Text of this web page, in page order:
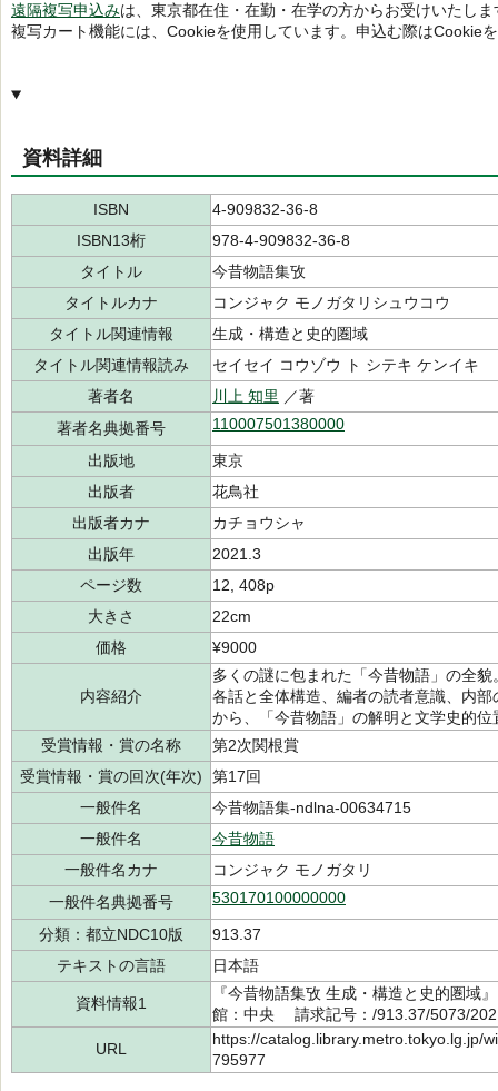
遠隔複写申込みは、東京都在住・在勤・在学の方からお受けいたしま
複写カート機能には、Cookieを使用しています。申込む際はCookie
資料詳細
ISBN
4-909832-36-8
ISBN13桁
978-4-909832-36-8
タイトル
今昔物語集攷
タイトルカナ
コンジャク モノガタリシュウコウ
タイトル関連情報
生成・構造と史的圏域
タイトル関連情報読み
セイセイ コウゾウ ト シテキ ケンイキ
著者名
川上 知里 ／著
著者名典拠番号
110007501380000
出版地
東京
出版者
花鳥社
出版者カナ
カチョウシャ
出版年
2021.3
ページ数
12, 408p
大きさ
22cm
価格
¥9000
内容紹介
多くの謎に包まれた「今昔物語」の全
各話と全体構造、編者の読者意識、内
から、「今昔物語」の解明と文学史的位
受賞情報・賞の名称
第2次関根賞
受賞情報・賞の回次(年次)
第17回
一般件名
今昔物語集-ndlna-00634715
一般件名
今昔物語
一般件名カナ
コンジャク モノガタリ
一般件名典拠番号
530170100000000
分類：都立NDC10版
913.37
テキストの言語
日本語
資料情報1
『今昔物語集攷 生成・構造と史的
館：中央 請求記号：/913.37/5073/
URL
https://catalog.library.metro.tokyo.lg.jp/
795977